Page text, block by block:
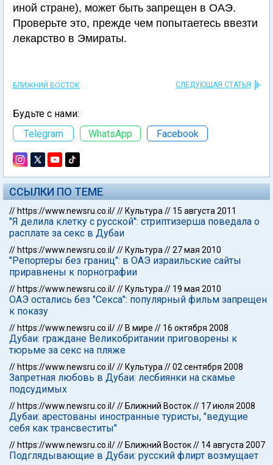
иной стране), может быть запрещен в ОАЭ.
Проверьте это, прежде чем попытаетесь ввезти
лекарство в Эмираты.
БЛИЖНИЙ ВОСТОК СЛЕДУЮЩАЯ СТАТЬЯ
Будьте с нами:
Telegram
WhatsApp Facebook
ССЫЛКИ ПО ТЕМЕ
// https://www.newsru.co.il/// Культура // 15 августа 2011
"Я делила клетку с русской": стриптизерша поведала о
расплате за секс в Дубаи
// https://www.newsru.co.il/// Культура //27 мая 2010
"Репортеры без границ": в ОАЭ израильские сайты
приравнены к порнографии
// https://www.newsru.co.il/// Культура // 19 мая 2010
ОАЭ остались без "Секса": популярный фильм запрещен
к показу
// https://www.newsru.co.il/// В мире // 16 октября 2008
Дубаи: граждане Великобритании приговорены к
тюрьме за секс на пляже
// https://www.newsru.co.il/// Культура //02 сентября 2008
Запретная любовь в Дубаи: лесбиянки на скамье
подсудимых
// https://www.newsru.co.il/// Ближний Восток// 17 июля 2008
Дубаи: арестованы иностранные туристы, "ведущие
себя как трансвеститы"
// https://www.newsru.co.il/// Ближний Восток// 14 августа 2007
Подглядывающие в Дубаи: русский флирт возмущает